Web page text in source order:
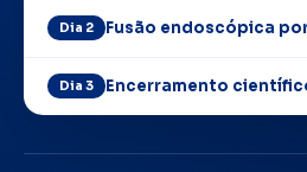
Dia 2 Fusão endoscópica por
Dia 3 Encerramento